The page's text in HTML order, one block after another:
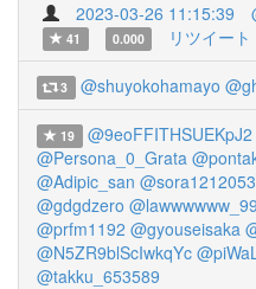
2023-03-26 11:15:39
41
0.000 リツイー
3 @shuyokohamayo
19 @9eoFFITHSUEKpJ2
@Persona_0_Grata
@Adipic_san @sora1212053
@gdgdzero
@prfm1192 @gyouseisaka
@N5ZR9blScIwkqYc
@takku_653589